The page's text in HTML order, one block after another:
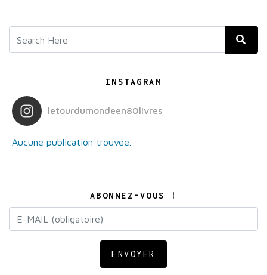
INSTAGRAM
letourdumondeen80livres
Aucune publication trouvée.
ABONNEZ-VOUS !
ENVOYER